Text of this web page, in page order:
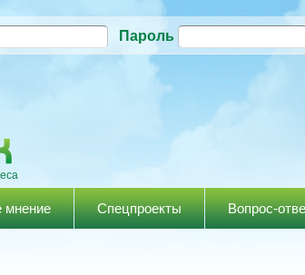
Перейти к
содержанию
Пароль
мнение Спецпроекты Вопрос-